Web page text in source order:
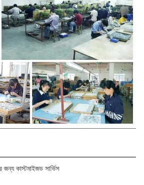
জন্য কাস্টমাইজড সার্ভিস